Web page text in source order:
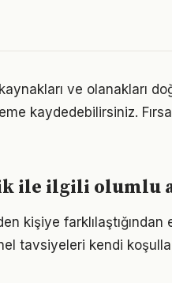
ve olanakları
kaydedebilirsiniz.
ile ilgili olumlu
kişiye
tavsiyeleri kendi